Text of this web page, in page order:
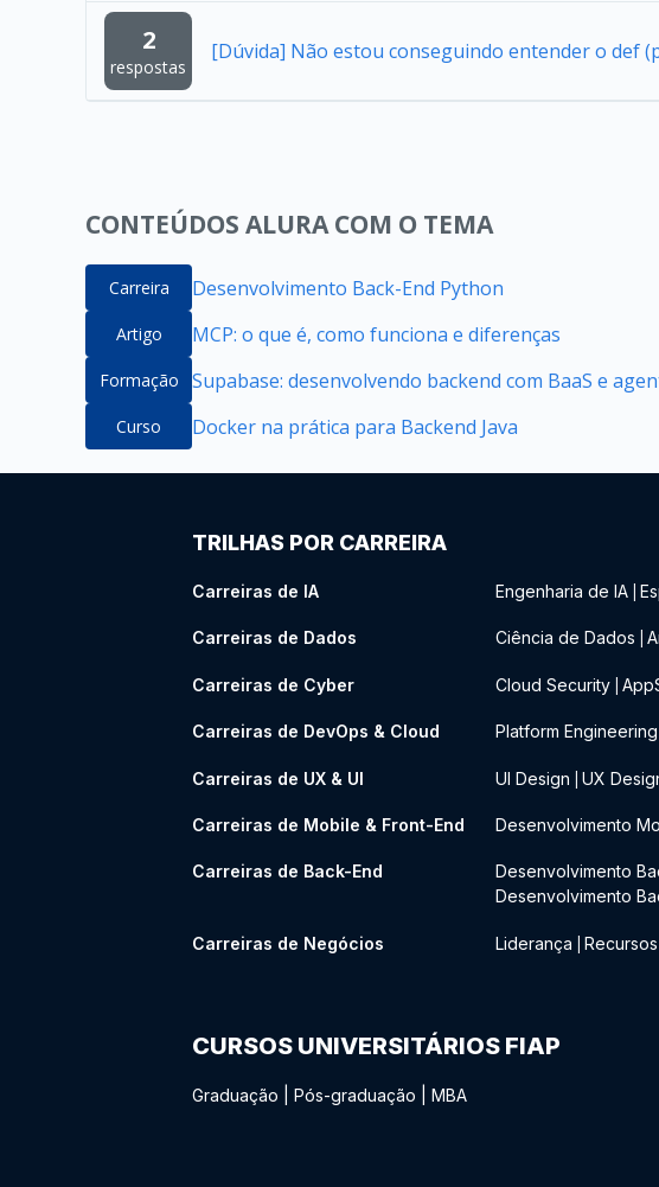
2
respostas
[Dúvida] Não estou conseguindo entender o def
CONTEÚDOS ALURA COM O TEMA
Carreira Desenvolvimento Back-End Python
Artigo MCP: o que é, como funciona e diferenças
Formação Supabase: desenvolvendo backend com BaaS e
Curso Docker na prática para Backend Java
TRILHAS POR CARREIRA
Carreiras de IA Engenharia de IA
Carreiras de Dados Ciência de Dados
Carreiras de Cyber Cloud Security
Carreiras de DevOps & Cloud Platform Engineering
Carreiras de UX & UI UI Design UX
Carreiras de Mobile & Front-End Desenvolvimento
Carreiras de Back-End Desenvolvimento
Desenvolvimento
Carreiras de Negócios Liderança
CURSOS UNIVERSITÁRIOS FIAP
Graduação Pós-graduação MBA